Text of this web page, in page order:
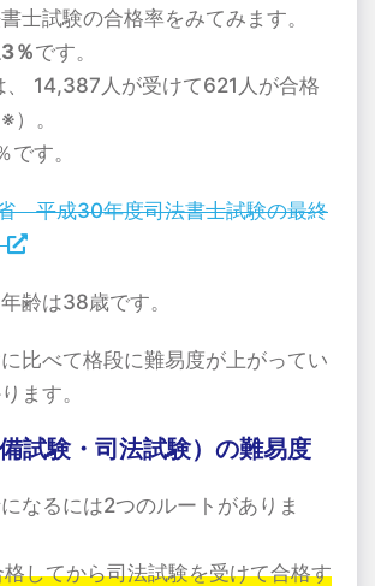
士試験の合格率をみてみます。
3％です。
14,387人が受けて621人が合格
）。
す。
平成30年度司法書士試験の最終
齢は38歳です。
比べて格段に難易度が上がってい
ます。
試験・司法試験）の難易度
なるには2つのルートがありま
してから司法試験を受けて合格す